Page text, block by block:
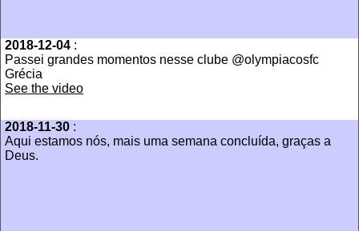
2018-12-04 :
Passei grandes momentos nesse clube @olympiacosfc
Grécia
See the video
2018-11-30 :
Aqui estamos nós, mais uma semana concluída, graças a
Deus.